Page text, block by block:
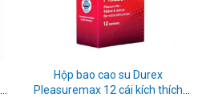
Hộp bao cao su Durex
Pleasuremax 12 cái kích thích